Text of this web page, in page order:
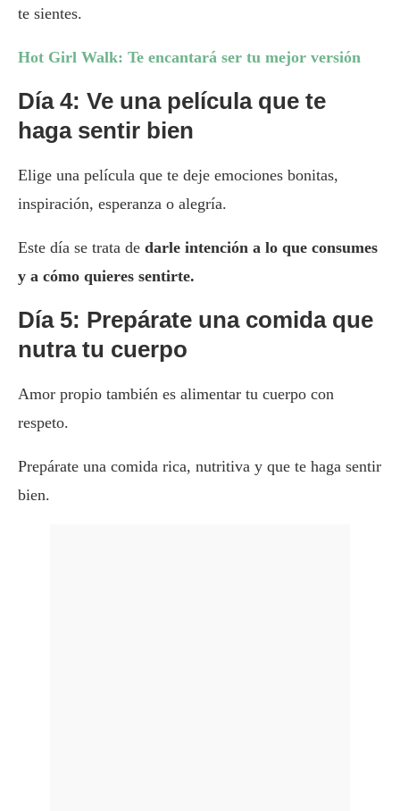
te sientes.
Hot Girl Walk: Te encantará ser tu mejor versión
Día 4: Ve una película que te
haga sentir bien
Elige una película que te deje emociones bonitas,
inspiración, esperanza o alegría.
Este día se trata de darle intención a lo que consumes
y a cómo quieres sentirte.
Día 5: Prepárate una comida que
nutra tu cuerpo
Amor propio también es alimentar tu cuerpo con
respeto.
Prepárate una comida rica, nutritiva y que te haga sentir
bien.